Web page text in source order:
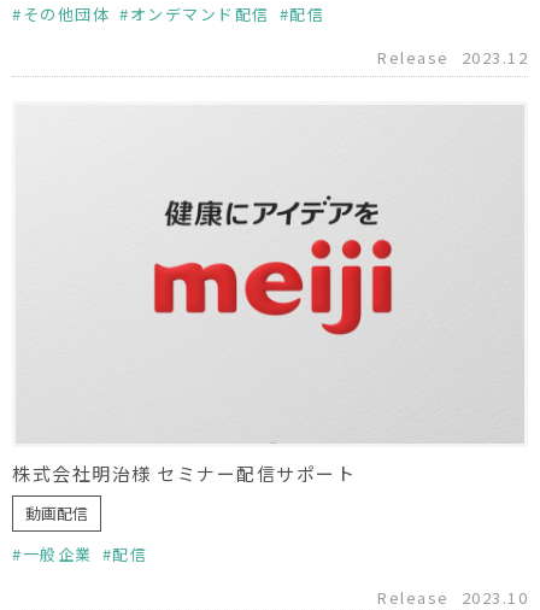
その他団体
オンデマンド配信
配信
Release
2023.12
株式会社明治様 セミナー配信サポート
動画配信
一般企業
配信
Release
2023.10